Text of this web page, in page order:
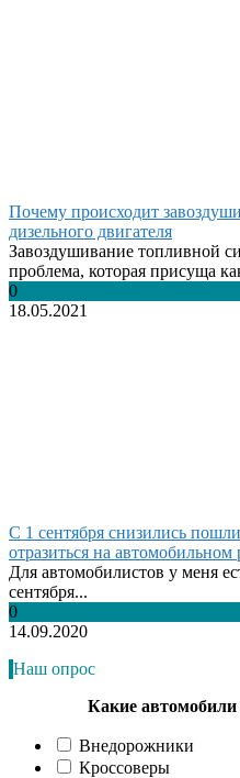
Почему происходит
дизельного двигателя
Завоздушивание топливной
проблема, которая присуща
0
18.05.2021
С 1 сентября снизились
отразиться на автомобильном
Для автомобилистов у меня
сентября...
0
14.09.2020
Наш опрос
Какие автомобили
Внедорожники
Кроссоверы